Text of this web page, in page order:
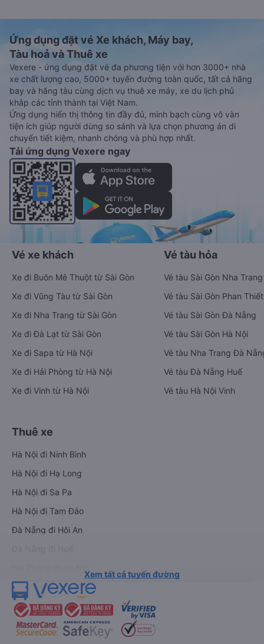
Ứng dụng đặt vé Xe khách, Máy bay,
Tàu hoả và Thuê xe
Vexere - ứng dụng đặt vé đa phương tiện với hơn 3000+ nhà
xe chất lượng cao, 5000+ tuyến đường toàn quốc, tất cả hãng
bay và hãng tàu cùng dịch vụ thuê xe máy, xe du lịch phủ
khắp các tỉnh thành tại Việt Nam.
Ứng dụng hiển thị thông tin đầy đủ, minh bạch cùng vô vàn
tiện ích giúp người dùng so sánh và lựa chọn phương án di
chuyển tiết kiệm, nhanh chóng và phù hợp nhất.
Tải ứng dụng Vexere ngay
Vé xe khách
Xe đi Buôn Mê Thuột từ Sài Gòn
Xe đi Vũng Tàu từ Sài Gòn
Xe đi Nha Trang từ Sài Gòn
Xe đi Đà Lạt từ Sài Gòn
Xe đi Sapa từ Hà Nội
Xe đi Hải Phòng từ Hà Nội
Xe đi Vinh từ Hà Nội
Vé tàu hỏa
Vé tàu Sài Gòn Nha Trang
Vé tàu Sài Gòn Phan Thiết
Vé tàu Sài Gòn Đà Nẵng
Vé tàu Sài Gòn Hà Nội
Vé tàu Nha Trang Đà
Vé tàu Đà Nẵng Huế
Vé tàu Hà Nội Vinh
Thuê xe
Hà Nội đi Ninh Bình
Hà Nội đi Hạ Long
Hà Nội đi Sa Pa
Hà Nội đi Tam Đảo
Đà Nẵng đi Hội An
Xem tất cả tuyến đường